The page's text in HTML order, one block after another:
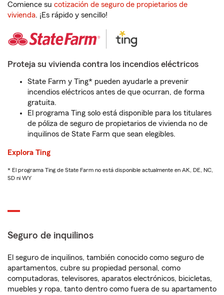
Comience su cotización de seguro de propietarios de
vivienda. ¡Es rápido y sencillo!
Proteja su vivienda contra los incendios eléctricos
State Farm y Ting* pueden ayudarle a prevenir
incendios eléctricos antes de que ocurran, de forma
gratuita.
El programa Ting solo está disponible para los titulares
de póliza de seguro de propietarios de vivienda no de
inquilinos de State Farm que sean elegibles.
Explora Ting
* El programa Ting de State Farm no está disponible actualmente en AK, DE, NC,
SD ni WY
Seguro de inquilinos
El seguro de inquilinos, también conocido como seguro de
apartamentos, cubre su propiedad personal, como
computadoras, televisores, aparatos electrónicos, bicicletas,
muebles y ropa, tanto dentro como fuera de su apartamento